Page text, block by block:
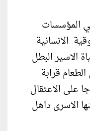
المؤسسات
الانسانية
الاسير البطل
قرابة
على الاعتقال
الاسرى داهل